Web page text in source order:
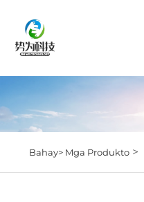
Bahay> Mga Produkto>